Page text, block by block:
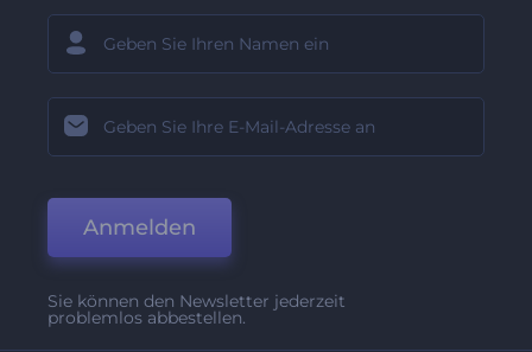
Anmelden
Sie können den Newsletter jederzeit
problemlos abbestellen.